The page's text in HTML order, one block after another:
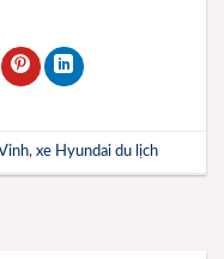
, xe Hyundai du lịch